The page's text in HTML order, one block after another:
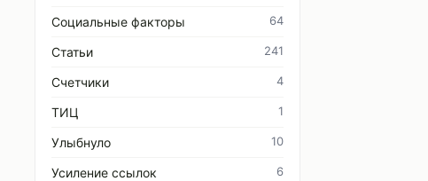
Социальные факторы 64
Статьи 241
Счетчики 4
ТИЦ 1
Улыбнуло 10
Усиление ссылок 6